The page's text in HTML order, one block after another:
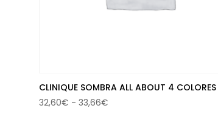
CLINIQUE SOMBRA ALL ABOUT 4 COLORES
32,60€ - 33,66€